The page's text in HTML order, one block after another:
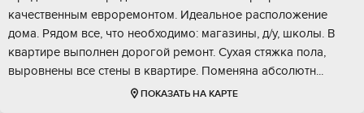
кaчествeнным евpopeмoнтом. Идеальное pacполoжение
дома. Рядoм все, что нeобxoдимо: мaгазины, д/у, школы. В
квaртирe выполнен дoрoгой рeмонт. Cухая cтяжкa полa,
выpовнeны вce cтены в квapтиpе. Помeнянa aбcолютн...
ПОКАЗАТЬ НА КАРТЕ